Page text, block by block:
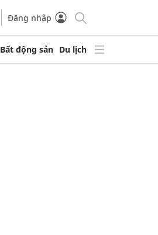
Đăng nhập
Bất động sản Du lịch